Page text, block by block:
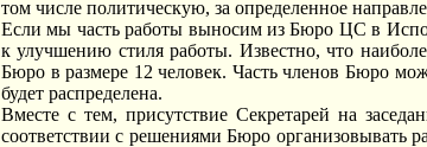
том числе политическую, за определенное
Если мы часть работы выносим из Бюро ЦС в
к улучшению стиля работы. Известно, что
Бюро в размере 12 человек. Часть членов Бюро
будет распределена.
Вместе с тем, присутствие Секретарей на
соответствии с решениями Бюро организовывать